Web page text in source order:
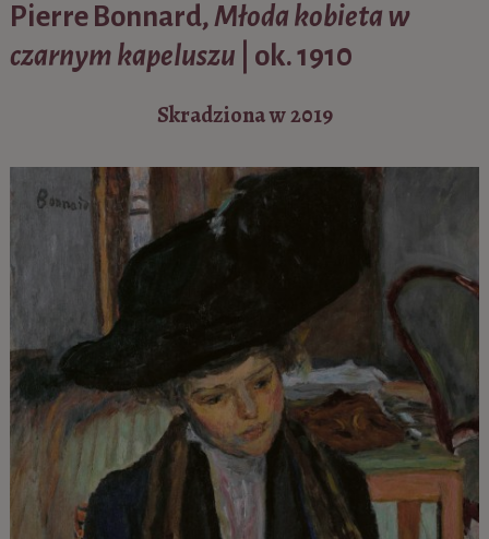
Pierre Bonnard,Młoda kobieta w
czarnym kapeluszu | ok. 1910
Skradziona w 2019